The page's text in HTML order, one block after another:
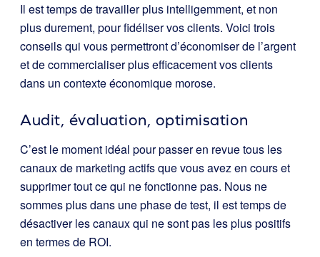
Il est temps de travailler plus intelligemment, et non
plus durement, pour fidéliser vos clients. Voici trois
conseils qui vous permettront d’économiser de l’argent
et de commercialiser plus efficacement vos clients
dans un contexte économique morose.
Audit, évaluation, optimisation
C’est le moment idéal pour passer en revue tous les
canaux de marketing actifs que vous avez en cours et
supprimer tout ce qui ne fonctionne pas. Nous ne
sommes plus dans une phase de test, il est temps de
désactiver les canaux qui ne sont pas les plus positifs
en termes de ROI.